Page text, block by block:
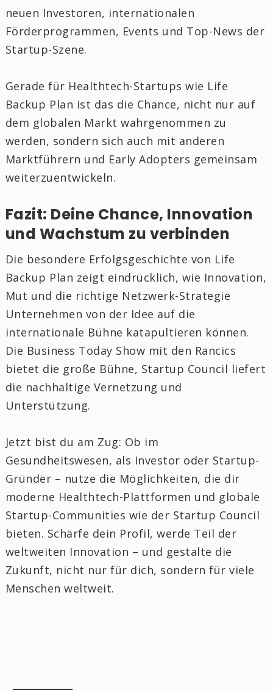
neuen Investoren, internationalen
Förderprogrammen, Events und Top-News der
Startup-Szene.
Gerade für Healthtech-Startups wie Life
Backup Plan ist das die Chance, nicht nur auf
dem globalen Markt wahrgenommen zu
werden, sondern sich auch mit anderen
Marktführern und Early Adopters gemeinsam
weiterzuentwickeln.
Fazit: Deine Chance, Innovation
und Wachstum zu verbinden
Die besondere Erfolgsgeschichte von Life
Backup Plan zeigt eindrücklich, wie Innovation,
Mut und die richtige Netzwerk-Strategie
Unternehmen von der Idee auf die
internationale Bühne katapultieren können.
Die Business Today Show mit den Rancics
bietet die große Bühne, Startup Council liefert
die nachhaltige Vernetzung und
Unterstützung.
Jetzt bist du am Zug: Ob im
Gesundheitswesen, als Investor oder Startup-
Gründer – nutze die Möglichkeiten, die dir
moderne Healthtech-Plattformen und globale
Startup-Communities wie der Startup Council
bieten. Schärfe dein Profil, werde Teil der
weltweiten Innovation – und gestalte die
Zukunft, nicht nur für dich, sondern für viele
Menschen weltweit.